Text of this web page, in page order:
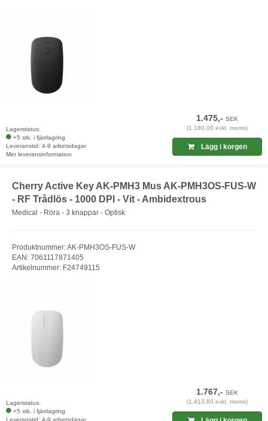
Lagerstatus:
+5 stk. i fjärrlagring
Leveranstid: 4-9 arbetsdagar
Mer leveransinformation
1.475,-SEK
(1.180,00 exkl. moms)
Lägg i korgen
Cherry Active Key AK-PMH3 Mus AK-PMH3OS-FUS-W
- RF Trådlös - 1000 DPI - Vit - Ambidextrous
Medical - Röra - 3 knappar - Optisk
Produktnummer: AK-PMH3OS-FUS-W
EAN: 7061117871405
Artikelnummer: F24749115
Lagerstatus:
+5 stk. i fjärrlagring
Leveranstid: 4-9 arbetsdagar
1.767,-SEK
(1.413,60 exkl. moms)